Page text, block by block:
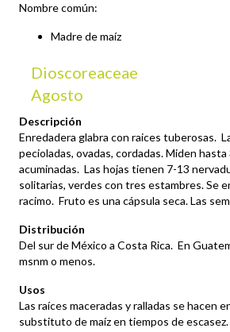
Nombre común:
Madre de maíz
Dioscoreaceae
Agosto
Descripción
Enredadera glabra con raices tuberosas.
pecioladas, ovadas, cordadas. Miden hasta
acuminadas. Las hojas tienen 7-13
solitarias, verdes con tres estambres. Se
racimo. Fruto es una cápsula seca. Las
Distribución
Del sur de México a Costa Rica. En
msnm o menos.
Usos
Las raíces maceradas y ralladas se hacen
substituto de maíz en tiempos de escasez.